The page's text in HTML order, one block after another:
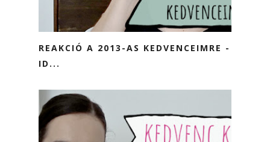
REAKCIÓ A 2013-AS KEDVENCEIMRE -
ID...